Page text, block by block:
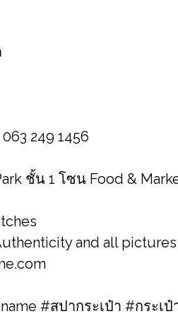
249 1456
ชั้น 1 โซน Food &
and all
#สปากระเป๋า #กระ